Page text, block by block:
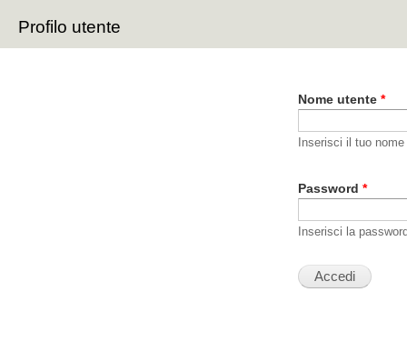
Profilo utente
Schede primarie
Nome utente *
Inserisci il tuo
Password *
Inserisci la